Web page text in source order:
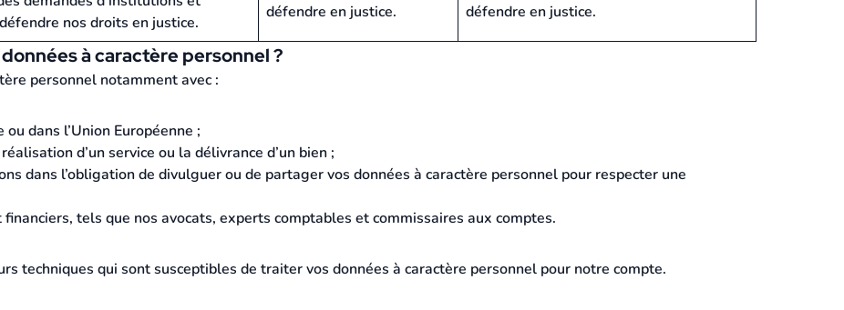
nos droits en justice.
défendre en justice.
défendre en justice.
à caractère personnel ?
personnel notamment avec :
dans l’Union Européenne ;
d’un service ou la délivrance d’un bien ;
dans l’obligation de divulguer ou de partager vos données à caractère personnel pour respecter une
tels que nos avocats, experts comptables et commissaires aux comptes.
techniques qui sont susceptibles de traiter vos données à caractère personnel pour notre compte.